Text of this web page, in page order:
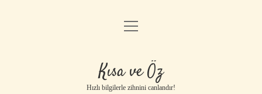
Anasayfa
Gizlilik Politikası
Yasal Uyarı
menüyü
Kısa ve Öz
Hızlı bilgilerle zihnini canlandır!